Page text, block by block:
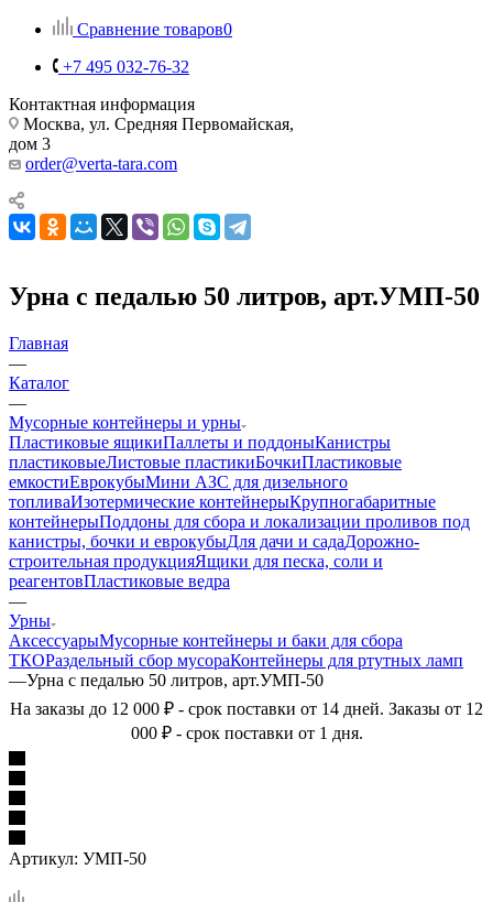
Сравнение товаров0
+7 495 032-76-32
Контактная информация
Москва, ул. Средняя Первомайская,
дом 3
order@verta-tara.com
Урна с педалью 50 литров, арт.УМП-50
Главная
—
Каталог
—
Мусорные контейнеры и урны
Пластиковые ящикиПаллеты и поддоныКанистры
пластиковыеЛистовые пластикиБочкиПластиковые
емкостиЕврокубыМини АЗС для дизельного
топливаИзотермические контейнерыКрупногабаритные
контейнерыПоддоны для сбора и локализации проливов под
канистры, бочки и еврокубыДля дачи и садаДорожно-
строительная продукцияЯщики для песка, соли и
реагентовПластиковые ведра
—
Урны
АксессуарыМусорные контейнеры и баки для сбора
ТКОРаздельный сбор мусораКонтейнеры для ртутных ламп
—Урна с педалью 50 литров, арт.УМП-50
На заказы до 12 000 ₽ - срок поставки от 14 дней. Заказы от 12
000 ₽ - срок поставки от 1 дня.
Артикул: УМП-50